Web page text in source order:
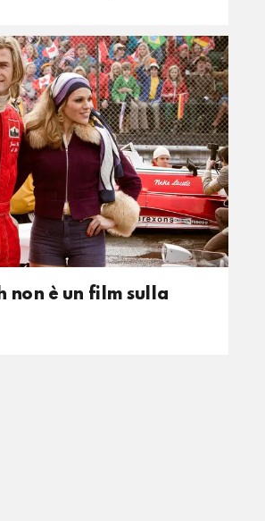
non è un film sulla